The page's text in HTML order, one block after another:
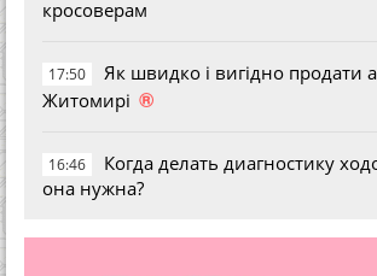
кросоверам
17:50
Як швидко і вигідно продати
Житомирі ®
16:46
Когда делать диагностику
она нужна?